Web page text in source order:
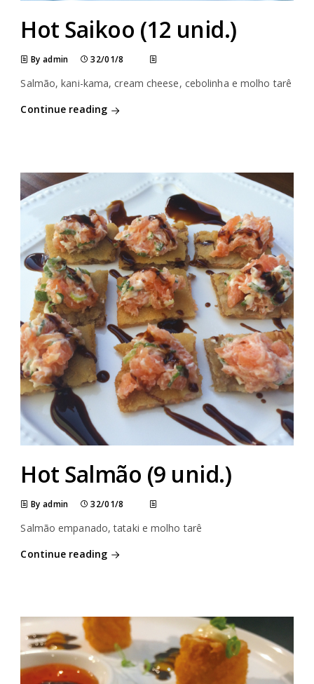
Hot Saikoo (12 unid.)
By admin 32/01/8
Salmão, kani-kama, cream cheese, cebolinha e molho tarê
Continue reading
Hot Salmão (9 unid.)
By admin 32/01/8
Salmão empanado, tataki e molho tarê
Continue reading